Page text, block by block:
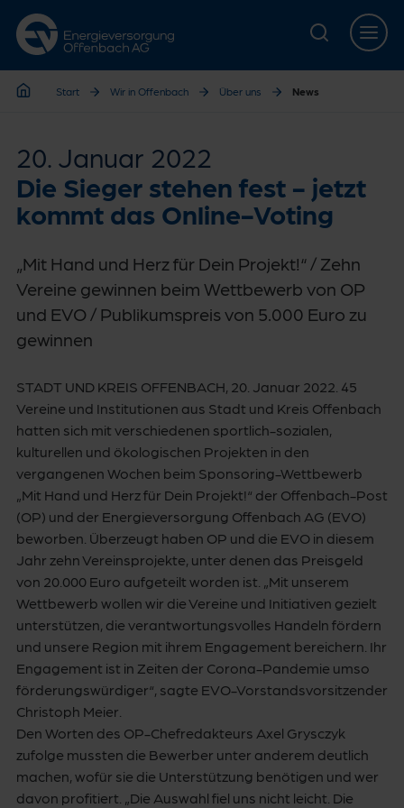
Zur Hauptnavigation springen
Zur Servicelasche springen
Zum Hauptinhalt springen
Zur Footernavigation springen
Start Wir in Offenbach Über uns News
20. Januar 2022
Die Sieger stehen fest - jetzt
kommt das Online-Voting
„Mit Hand und Herz für Dein Projekt!“ / Zehn
Vereine gewinnen beim Wettbewerb von OP
und EVO / Publikumspreis von 5.000 Euro zu
gewinnen
STADT UND KREIS OFFENBACH, 20. Januar 2022. 45
Vereine und Institutionen aus Stadt und Kreis Offenbach
hatten sich mit verschiedenen sportlich-sozialen,
kulturellen und ökologischen Projekten in den
vergangenen Wochen beim Sponsoring-Wettbewerb
„Mit Hand und Herz für Dein Projekt!“ der Offenbach-Post
(OP) und der Energieversorgung Offenbach AG (EVO)
beworben. Überzeugt haben OP und die EVO in diesem
Jahr zehn Vereinsprojekte, unter denen das Preisgeld
von 20.000 Euro aufgeteilt worden ist. „Mit unserem
Wettbewerb wollen wir die Vereine und Initiativen gezielt
unterstützen, die verantwortungsvolles Handeln fördern
und unsere Region mit ihrem Engagement bereichern. Ihr
Engagement ist in Zeiten der Corona-Pandemie umso
förderungswürdiger“, sagte EVO-Vorstandsvorsitzender
Christoph Meier.
Den Worten des OP-Chefredakteurs Axel Grysczyk
zufolge mussten die Bewerber unter anderem deutlich
machen, wofür sie die Unterstützung benötigen und wer
davon profitiert. „Die Auswahl fiel uns nicht leicht. Die